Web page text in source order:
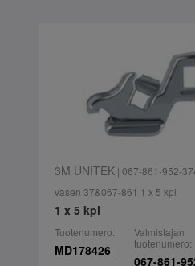
3M UNITEK| 067-861-952-
vasen 37&067-861 1 x 5 kpl
1 x 5 kpl
Tuotenumero:
MD178426
Valmistajan
tuotenumero:
067-861-